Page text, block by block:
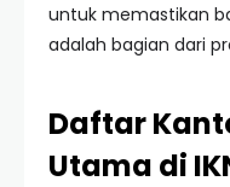
untuk memastikan
adalah bagian dari
Daftar
Utama di